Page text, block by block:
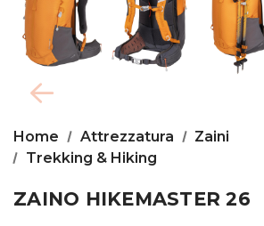
Home Attrezzatura
Zaini
Trekking & Hiking
ZAINO HIKEMASTER 26